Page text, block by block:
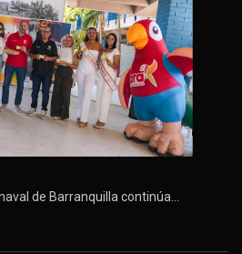
de Barranquilla continúa…